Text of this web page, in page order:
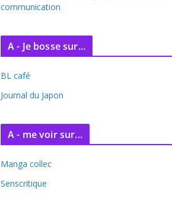
communication
A - Je bosse sur...
BL café
Journal du Japon
A - me voir sur...
Manga collec
Senscritique